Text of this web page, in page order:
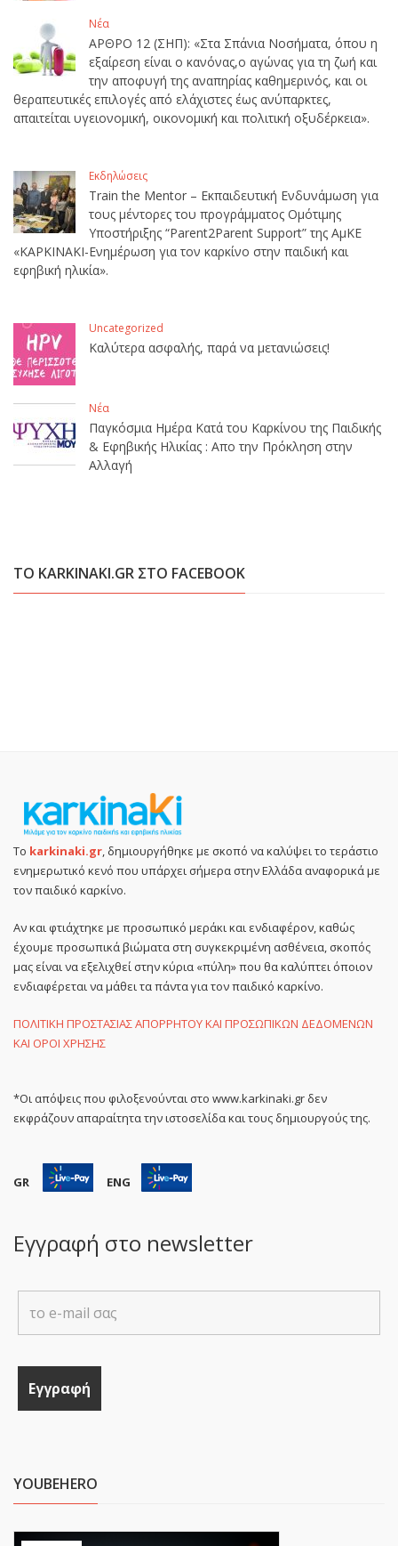
Νέα
ΑΡΘΡΟ 12 (ΣΗΠ): «Στα Σπάνια Νοσήματα, όπου η
εξαίρεση είναι ο κανόνας,ο αγώνας για τη ζωή και
την αποφυγή της αναπηρίας καθημερινός, και οι
θεραπευτικές επιλογές από ελάχιστες έως ανύπαρκτες,
απαιτείται υγειονομική, οικονομική και πολιτική οξυδέρκεια».
Εκδηλώσεις
Train the Mentor – Εκπαιδευτική Ενδυνάμωση για
τους μέντορες του προγράμματος Ομότιμης
Υποστήριξης “Parent2Parent Support” της ΑμΚΕ
«ΚΑΡΚΙΝΑΚΙ-Ενημέρωση για τον καρκίνο στην παιδική και
εφηβική ηλικία».
Uncategorized
Καλύτερα ασφαλής, παρά να μετανιώσεις!
Νέα
Παγκόσμια Ημέρα Κατά του Καρκίνου της Παιδικής
& Εφηβικής Ηλικίας : Απο την Πρόκληση στην
Αλλαγή
ΤΟ KARKINAKI.GR ΣΤΟ FACEBOOK
Το karkinaki.gr, δημιουργήθηκε με σκοπό να καλύψει το τεράστιο
ενημερωτικό κενό που υπάρχει σήμερα στην Ελλάδα αναφορικά με
τον παιδικό καρκίνο.
Αν και φτιάχτηκε με προσωπικό μεράκι και ενδιαφέρον, καθώς
έχουμε προσωπικά βιώματα στη συγκεκριμένη ασθένεια, σκοπός
μας είναι να εξελιχθεί στην κύρια «πύλη» που θα καλύπτει όποιον
ενδιαφέρεται να μάθει τα πάντα για τον παιδικό καρκίνο.
ΠΟΛΙΤΙΚΗ ΠΡΟΣΤΑΣΙΑΣ ΑΠΟΡΡΗΤΟΥ ΚΑΙ ΠΡΟΣΩΠΙΚΩΝ ΔΕΔΟΜΕΝΩΝ
ΚΑΙ ΟΡΟΙ ΧΡΗΣΗΣ
*Οι απόψεις που φιλοξενούνται στο www.karkinaki.gr δεν
εκφράζουν απαραίτητα την ιστοσελίδα και τους δημιουργούς της.
GR ENG
Εγγραφή στο newsletter
YOUBEHERO